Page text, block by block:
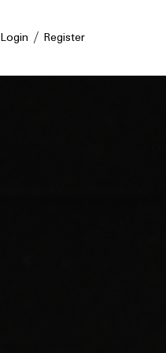
Login / RegisterLogin
Register